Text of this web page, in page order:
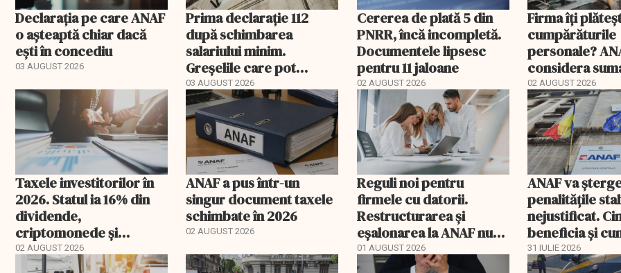
Declarația pe care ANAF
o așteaptă chiar dacă
ești în concediu
03 AUGUST 2026
Prima declarație 112
după schimbarea
salariului minim.
Greșelile care pot
apărea în august
03 AUGUST 2026
Cererea de plată 5 din
PNRR, încă incompletă.
Documentele lipsesc
pentru 11 jaloane
02 AUGUST 2026
Firma îți
cumpărăturile
personale?
considera
Cu cât te
02 AUGUST 2026
Taxele investitorilor în
2026. Statul ia 16% din
dividende,
criptomonede și
anumite tranzacții
02 AUGUST 2026
ANAF a pus într-un
singur document taxele
schimbate în 2026
02 AUGUST 2026
Reguli noi pentru
firmele cu datorii.
Restructurarea și
eșalonarea la ANAF nu
mai pot fi folosite
simultan
01 AUGUST 2026
ANAF va
penalitățile
nejustificat.
beneficia și
recuperează
31 IULIE 2026